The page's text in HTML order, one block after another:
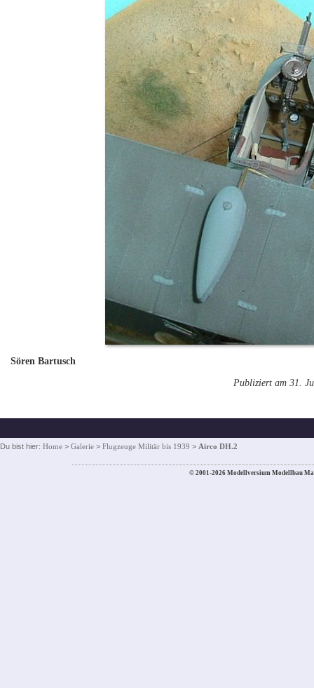
Sören Bartusch
Publiziert am 31.
Du bist hier: Home > Galerie > Flugzeuge Militär bis 1939 > Airco DH.2
© 2001-2026 Modellversium Modellbau